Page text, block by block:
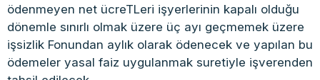
ödenmeyen net ücreTLeri işyerlerinin kapalı olduğu
dönemle sınırlı olmak üzere üç ayı geçmemek üzere
işsizlik Fonundan aylık olarak ödenecek ve yapılan bu
ödemeler yasal faiz uygulanmak suretiyle işverenden